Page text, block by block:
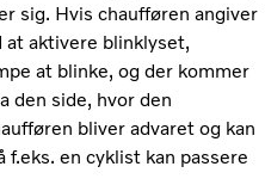
sig. Hvis chaufføren angiver
aktivere blinklyset,
at blinke, og der kommer
den side, hvor den
bliver advaret og kan
en cyklist kan passere